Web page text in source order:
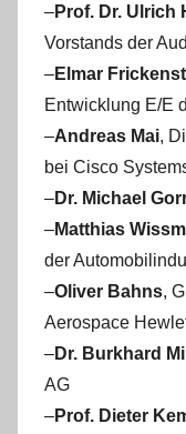
–Prof. Dr. Ulrich
Vorstands der
–Elmar
Entwicklung E/E
–Andreas Mai,
bei Cisco
–Dr. Michael
–Matthias
der
–Oliver Bahns,
Aerospace
–Dr. Burkhard
AG
–Prof. Dieter